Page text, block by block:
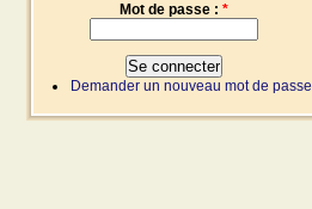
Mot de passe : *
Demander un nouveau mot de passe